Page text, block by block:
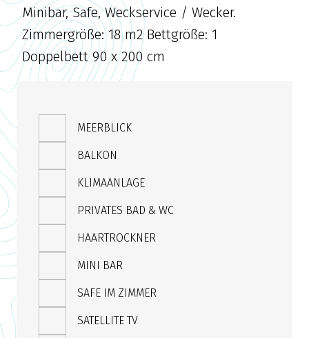
Minibar, Safe, Weckservice / Wecker.
Zimmergröße: 18 m2 Bettgröße: 1
Doppelbett 90 x 200 cm
MEERBLICK
BALKON
KLIMAANLAGE
PRIVATES BAD & WC
HAARTROCKNER
MINI BAR
SAFE IM ZIMMER
SATELLITE TV